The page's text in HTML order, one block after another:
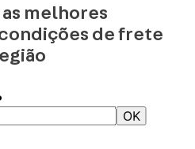
melhores
de frete
OK
carrinho e
1a compra.
Copiar
SULLIVAN